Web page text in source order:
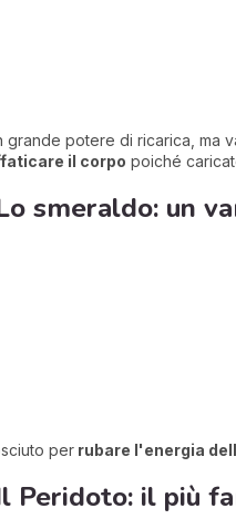
grande potere di ricarica, ma
il corpo poiché
smeraldo: un
per rubare l'energia
Peridoto: il più